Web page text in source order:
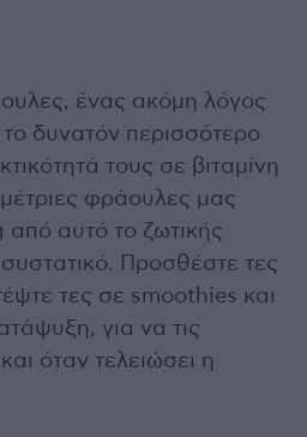
ένας ακόμη λόγος
δυνατόν περισσότερο
τους σε βιταμίνη
φράουλες μας
από αυτό το ζωτικής
Προσθέστε τες
τες σε smoothies και
για να τις
όταν τελειώσει η